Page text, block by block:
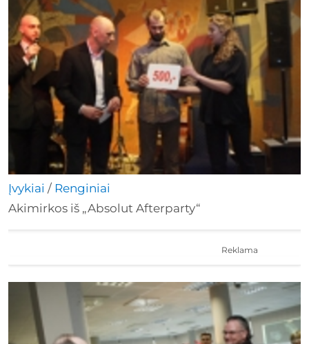
Įvykiai / Renginiai
Akimirkos iš „Absolut Afterparty“
Reklama